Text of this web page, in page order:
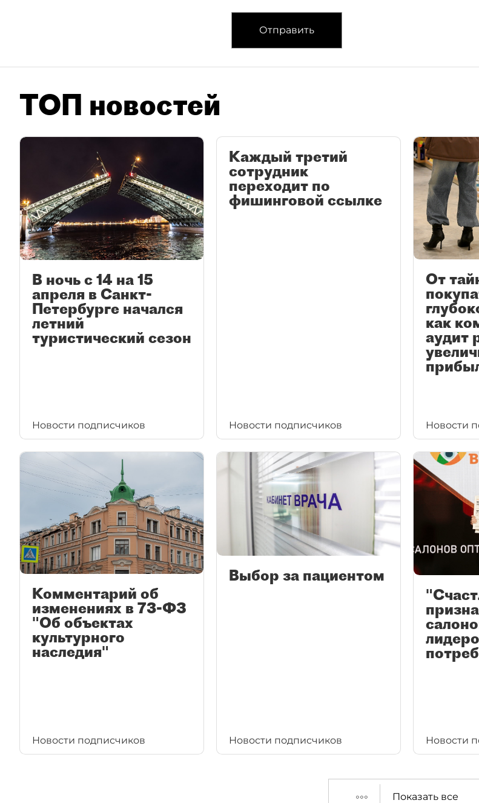
Отправить
ТОП новостей
В ночь с 14 на 15
апреля в Санкт-
Петербурге начался
летний
туристический сезон
Новости подписчиков
Каждый третий
сотрудник
переходит по
фишинговой ссылке
Новости подписчиков
От
как
аудит
Новости
Комментарий об
изменениях в 73-ФЗ
"Об объектах
культурного
наследия"
Новости подписчиков
Выбор за пациентом
Новости подписчиков Новости
Показать все